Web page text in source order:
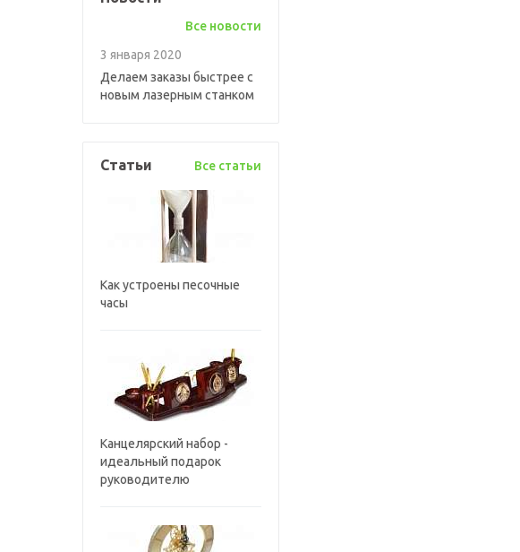
Все новости
3 января 2020
Делаем заказы быстрее с
новым лазерным станком
Статьи Все статьи
Как устроены песочные
часы
Канцелярский набор -
идеальный подарок
руководителю